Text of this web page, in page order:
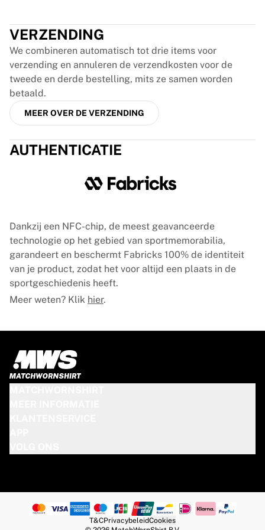
Hoe het werkt
Lijst je shirt in
Shirtauthenticatie
Mijn collectie
VERZENDING
We combineren automatisch tot drie items voor
verzending en annuleren de verzendkosten voor de
tweede en derde bestelling, mits ze samen worden
betaald.
MEER OVER DE VERZENDING
AUTHENTICATIE
Dankzij een NFC-chip, de meest geavanceerde
technologie op het gebied van sportmemorabilia,
garandeert en beschermt Fabricks 100% de identiteit
van je product, zodat het voor altijd een plaats in de
sportgeschiedenis heeft.
Meer weten? Klik hier.
T&CPrivacybeleidCookies